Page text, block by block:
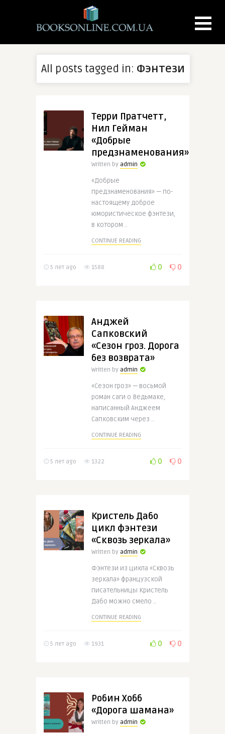
All posts tagged in: Фэнтези
Терри Пратчетт,
Нил Гейман
«Добрые
предзнаменования»
Written by admin
«Добрые
предзнаменования» — по-
настоящему доброе
юмористическое фэнтези,
в котором ..
CONTINUE READING
5 лет ago 1588 0 0
Анджей
Сапковский
«Сезон гроз. Дорога
без возврата»
Written by admin
«Сезон гроз» — восьмой
роман саги о Ведьмаке,
написанный Анджеем
Сапковским через ..
CONTINUE READING
5 лет ago 1322 0 0
Кристель Дабо
цикл фэнтези
«Сквозь зеркала»
Written by admin
Фэнтези из цикла «Сквозь
зеркала» французской
писательницы Кристель
Дабо можно смело ..
CONTINUE READING
5 лет ago 1931 0 0
Робин Хобб
«Дорога шамана»
Written by admin